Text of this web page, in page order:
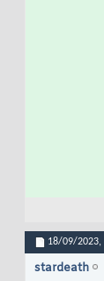
18/09/2023,
stardeath